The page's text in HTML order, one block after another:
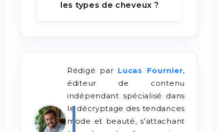
les types de cheveux ?
Rédigé par Lucas Fournier,
éditeur de contenu
indépendant spécialisé dans
le décryptage des tendances
mode et beauté, s'attachant